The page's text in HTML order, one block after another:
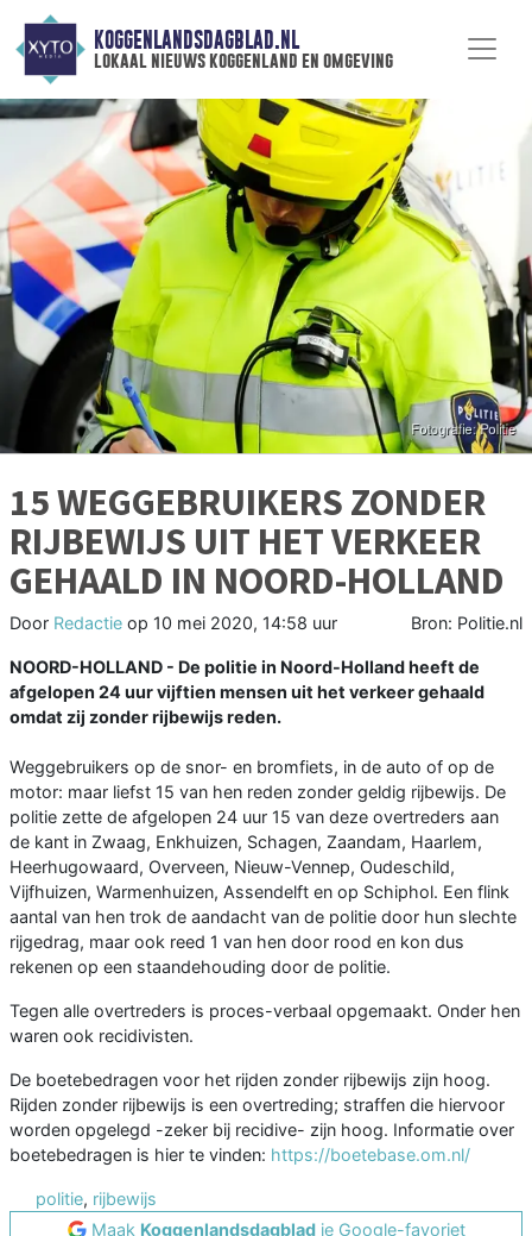
KOGGENLANDSDAGBLAD.NL
lokaal nieuws koggenland en omgeving
15 WEGGEBRUIKERS ZONDER
RIJBEWIJS UIT HET VERKEER
GEHAALD IN NOORD-HOLLAND
Door Redactie op 10 mei 2020, 14:58 uur Bron: Politie.nl
NOORD-HOLLAND - De politie in Noord-Holland heeft de
afgelopen 24 uur vijftien mensen uit het verkeer gehaald
omdat zij zonder rijbewijs reden.
Weggebruikers op de snor- en bromfiets, in de auto of op de
motor: maar liefst 15 van hen reden zonder geldig rijbewijs. De
politie zette de afgelopen 24 uur 15 van deze overtreders aan
de kant in Zwaag, Enkhuizen, Schagen, Zaandam, Haarlem,
Heerhugowaard, Overveen, Nieuw-Vennep, Oudeschild,
Vijfhuizen, Warmenhuizen, Assendelft en op Schiphol. Een flink
aantal van hen trok de aandacht van de politie door hun slechte
rijgedrag, maar ook reed 1 van hen door rood en kon dus
rekenen op een staandehouding door de politie.
Tegen alle overtreders is proces-verbaal opgemaakt. Onder hen
waren ook recidivisten.
De boetebedragen voor het rijden zonder rijbewijs zijn hoog.
Rijden zonder rijbewijs is een overtreding; straffen die hiervoor
worden opgelegd -zeker bij recidive- zijn hoog. Informatie over
boetebedragen is hier te vinden: https://boetebase.om.nl/
politie, rijbewijs
Maak Koggenlandsdagbladje Google-favoriet